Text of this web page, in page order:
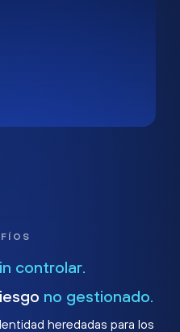
controlar.
no gestionado.
heredadas para los